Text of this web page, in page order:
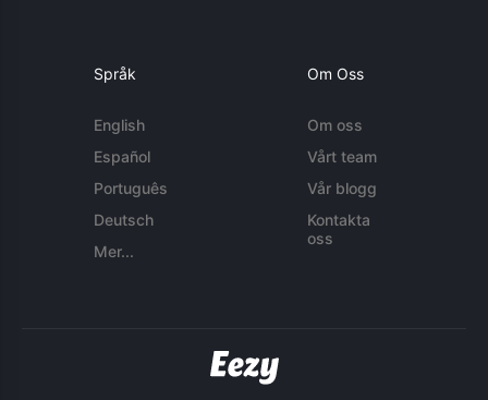
Språk
English
Español
Português
Deutsch
Mer...
Om Oss
Om oss
Vårt team
Vår blogg
Kontakta
oss